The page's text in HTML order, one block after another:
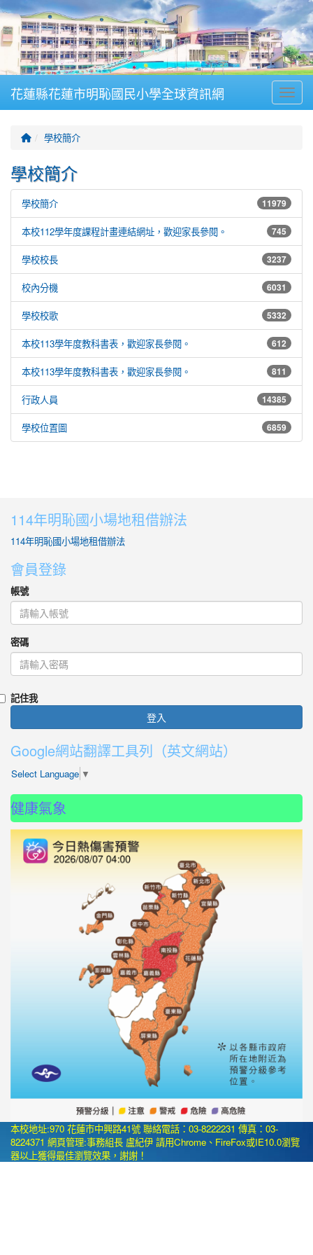
花蓮縣花蓮市明恥國民小學全球資訊網
回首頁學校簡介
學校簡介
學校簡介 11979
本校112學年度課程計畫連結網址，歡迎家長參閱。 745
學校校長 3237
校內分機 6031
學校校歌 5332
本校113學年度教科書表，歡迎家長參閱。 612
本校113學年度教科書表，歡迎家長參閱。 811
行政人員 14385
學校位置圖 6859
114年明恥國小場地租借辦法
114年明恥國小場地租借辦法
會員登錄
帳號
密碼
記住我
登入
Google網站翻譯工具列（英文網站）
Select Language ▼
健康氣象
本校地址:970 花蓮市中興路41號 聯絡電話：03-8222231 傳真：03-
8224371 網頁管理:事務組長 盧紀伊 請用Chrome 、 FireFox或IE10.0瀏覽
器以上獲得最佳瀏覽效果，謝謝！